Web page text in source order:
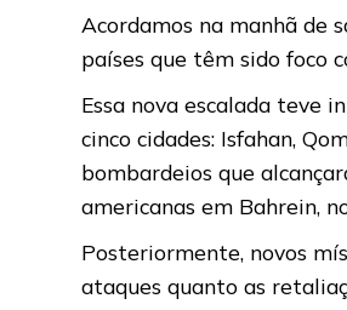
Acordamos na manhã de
países que têm sido foco
Essa nova escalada teve
cinco cidades: Isfahan,
bombardeios que
americanas em Bahrein,
Posteriormente, novos
ataques quanto as